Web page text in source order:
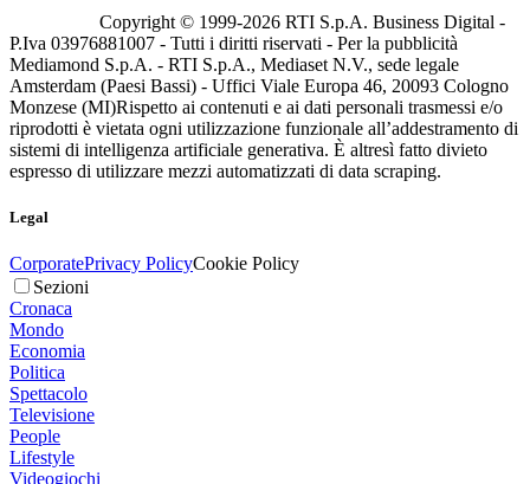
Copyright © 1999-2026 RTI S.p.A. Business Digital -
P.Iva 03976881007 - Tutti i diritti riservati - Per la pubblicità
Mediamond S.p.A. - RTI S.p.A., Mediaset N.V., sede legale
Amsterdam (Paesi Bassi) - Uffici Viale Europa 46, 20093 Cologno
Monzese (MI)Rispetto ai contenuti e ai dati personali trasmessi e/o
riprodotti è vietata ogni utilizzazione funzionale all’addestramento di
sistemi di intelligenza artificiale generativa. È altresì fatto divieto
espresso di utilizzare mezzi automatizzati di data scraping.
Legal
CorporatePrivacy PolicyCookie Policy
Sezioni
Cronaca
Mondo
Economia
Politica
Spettacolo
Televisione
People
Lifestyle
Videogiochi